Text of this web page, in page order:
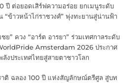
ปี ต่อยอดเสิร์ฟความอร่อย ยกเมนูระดับ
“ข้าวหน้าไก่ราชวงศ์” พุ่งทะยานสู่น่านฟ้า
ชย” ควง “อาร์ต อารยา” ร่วมเทศกาลระดับ
Amsterdam 2026 ประกาศ
ลังประเทศไทยสู่สายตาชาวโลก
าติ ฉลอง 100 ปี แห่งสัญลักษณ์ตรีศูล สู่บท